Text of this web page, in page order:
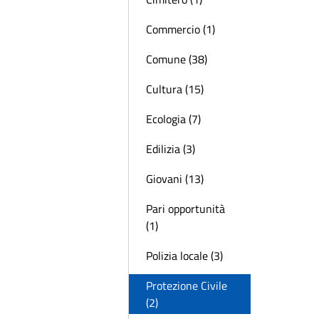
Commercio (1)
Comune (38)
Cultura (15)
Ecologia (7)
Edilizia (3)
Giovani (13)
Pari opportunità
(1)
Polizia locale (3)
Protezione Civile
(2)